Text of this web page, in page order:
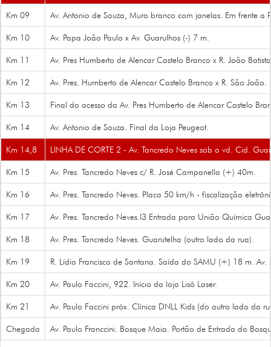
Km 09 Av. Antonio de Souza, Muro branco com janelas. Em frente
Km 10 Av. Papa João Paulo x Av. Guarulhos (-) 7 m.
Km 11 Av. Pres Humberto de Alencar Castelo Branco x R. João
Km 12 Av. Pres. Humberto de Alencar Castelo Branco x R. São João.
Km 13 Final do acesso da Av. Pres Humberto de Alencar Castelo
Km 14 Av. Antonio de Souza. Final da Loja Peugeot.
Km 14,8 LINHA DE CORTE 2 - Av. Tancredo Neves sob o vd. Cid.
Km 15 Av. Pres. Tancredo Neves c/ R. José Campanella (+) 40m.
Km 16 Av. Pres. Tancredo Neves. Placa 50 km/h - fiscalização
Km 17 Av. Pres. Tancredo Neves.I3 Entrada para União Química
Km 18 Av. Pres. Tancredo Neves. Guarutelha (outro lado da rua).
Km 19 R. Lídio Francisco de Santana. Saída do SAMU (+) 18 m.
Km 20 Av. Paulo Faccini, 922. Início da loja Lisô Laser.
Km 21 Av. Paulo Faccini próx. Clínica DNLL Kids (do outro lado da
Chegada Av. Paulo Franccini. Bosque Maia. Portão de Entrada do